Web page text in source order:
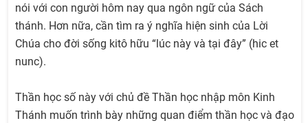
nói với con người hôm nay qua ngôn ngữ của Sách
thánh. Hơn nữa, cần tìm ra ý nghĩa hiện sinh của Lời
Chúa cho đời sống kitô hữu “lúc này và tại đây” (hic et
nunc).
Thần học số này với chủ đề Thần học nhập môn Kinh
Thánh muốn trình bày những quan điểm thần học và đạo